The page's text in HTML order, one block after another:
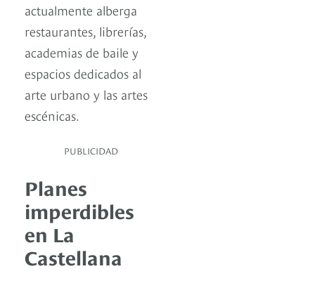
actualmente alberga
restaurantes, librerías,
academias de baile y
espacios dedicados al
arte urbano y las artes
escénicas.
PUBLICIDAD
Planes
imperdibles
en La
Castellana